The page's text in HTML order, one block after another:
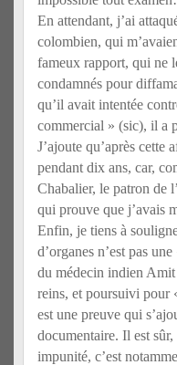
En attendant, j’ai
colombien, qui
fameux rapport, qui ne
condamnés pour
qu’il avait intentée
commercial » (sic), il a
J’ajoute qu’après
pendant dix ans, car,
Chabalier, le patron de
qui prouve que j’avais
Enfin, je tiens à
d’organes n’est pas
du médecin indien Amit
reins, et poursuivi pour
est une preuve qui
documentaire. Il est
impunité, c’est